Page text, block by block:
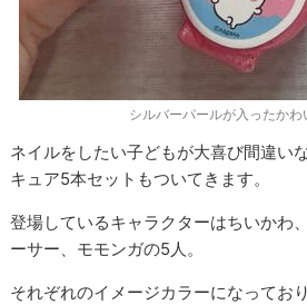
シルバーパールが入ったかわ
ネイルをしたい子どもが大喜び間違い
キュア5本セットもついてきます。
登場しているキャラクターはちいかわ
ーサー、モモンガの5人。
それぞれのイメージカラーになってお